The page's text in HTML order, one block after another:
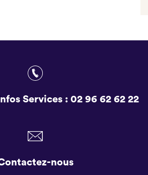
Services : 02 96 62 62 22
nous